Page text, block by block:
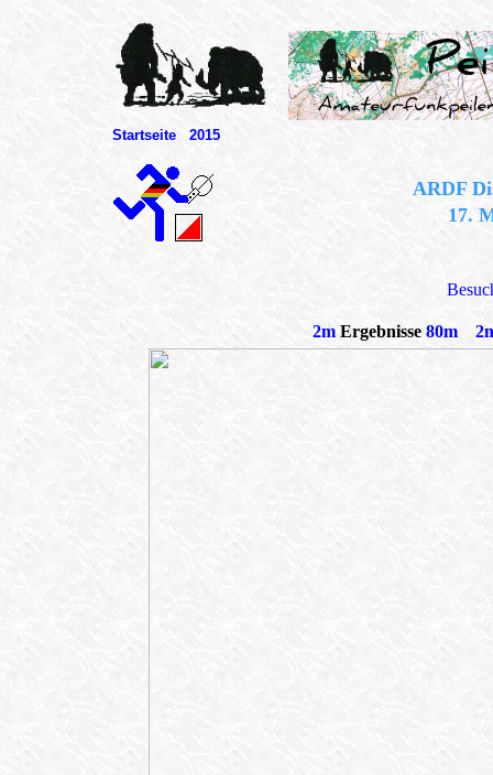
Startseite 2015
ARDF
17.
2m Ergebnisse 80m